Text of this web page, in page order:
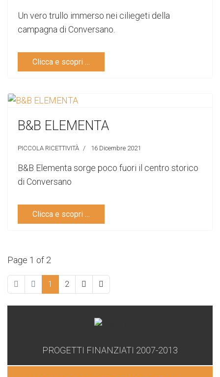
Un vero trullo immerso nei ciliegeti della
campagna di Conversano.
Clicca e scopri …
B&B ELEMENTA
PICCOLA RICETTIVITÀ 16 Dicembre 2021
B&B Elementa sorge poco fuori il centro storico
di Conversano
Clicca e scopri …
Page 1 of 2
1 2
PROGETTI FINANZIATI 2007-2013